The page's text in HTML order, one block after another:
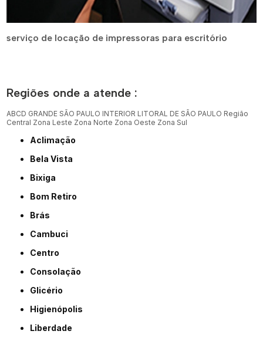
serviço de locação de impressoras para escritório
Regiões onde a atende :
ABCD GRANDE SÃO PAULO INTERIOR LITORAL DE SÃO PAULO Região
Central Zona Leste Zona Norte Zona Oeste Zona Sul
Aclimação
Bela Vista
Bixiga
Bom Retiro
Brás
Cambuci
Centro
Consolação
Glicério
Higienópolis
Liberdade